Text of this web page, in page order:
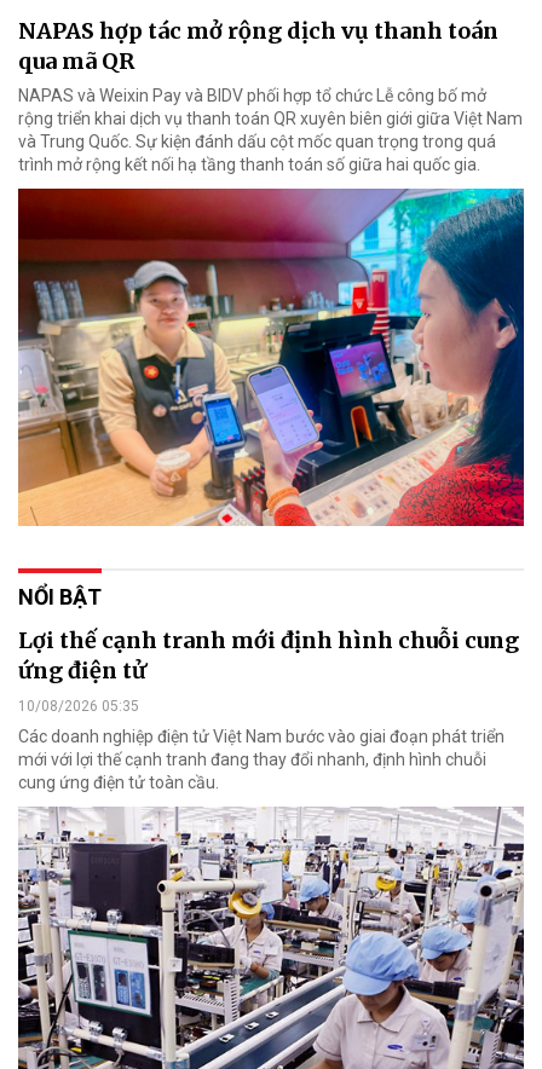
NAPAS hợp tác mở rộng dịch vụ thanh toán
qua mã QR
NAPAS và Weixin Pay và BIDV phối hợp tổ chức Lễ công bố mở
rộng triển khai dịch vụ thanh toán QR xuyên biên giới giữa Việt Nam
và Trung Quốc. Sự kiện đánh dấu cột mốc quan trọng trong quá
trình mở rộng kết nối hạ tầng thanh toán số giữa hai quốc gia.
NỔI BẬT
Lợi thế cạnh tranh mới định hình chuỗi cung
ứng điện tử
10/08/2026 05:35
Các doanh nghiệp điện tử Việt Nam bước vào giai đoạn phát triển
mới với lợi thế cạnh tranh đang thay đổi nhanh, định hình chuỗi
cung ứng điện tử toàn cầu.